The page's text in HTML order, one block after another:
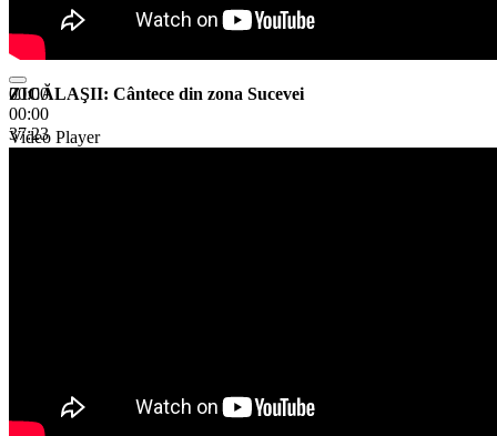
00:00
00:00
37:23
ZICĂLAŞII: Cântece din zona Sucevei
Video Player